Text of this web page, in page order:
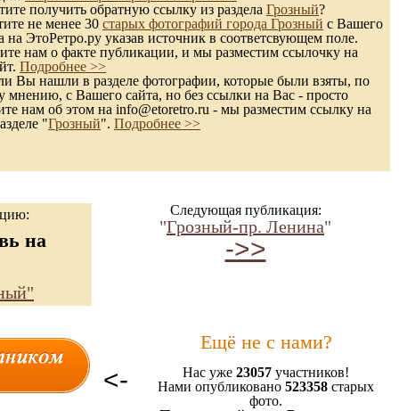
получить обратную ссылку из раздела Грозный?
не менее 30 старых фотографий города Грозный с Вашего
на ЭтоРетро.ру указав источник в соответсвующем поле.
нам о факте публикации, и мы разместим ссылочку на
Подробнее >>
Вы нашли в разделе фотографии, которые были взяты, по
мнению, с Вашего сайта, но без ссылки на Вас - просто
нам об этом на info@etoretro.ru - мы разместим ссылку на
"Грозный". Подробнее >>
на
Следующая публикация:
"Грозный-пр. Ленина"
->>
<-
Ещё не с нами?
Нас уже 23057 участников!
Нами опубликовано 523358 старых
фото.